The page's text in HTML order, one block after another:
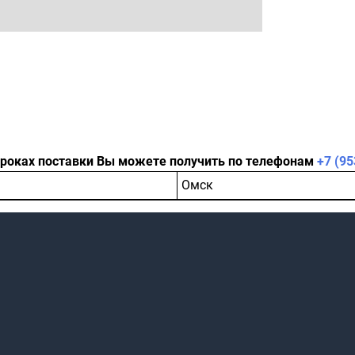
поставки Вы можете получить по телефонам +7
Омск